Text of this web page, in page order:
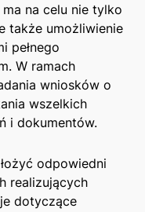
ma na ⁣celu nie tylko
także umożliwienie
pełnego
W ramach
wniosków‍ o‍
wszelkich
i dokumentów.
odpowiedni
realizujących
dotyczące